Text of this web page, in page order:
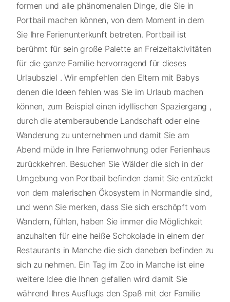
formen und alle phänomenalen Dinge, die Sie in
Portbail machen können, von dem Moment in dem
Sie Ihre Ferienunterkunft betreten. Portbail ist
berühmt für sein große Palette an Freizeitaktivitäten
für die ganze Familie hervorragend für dieses
Urlaubsziel . Wir empfehlen den Eltern mit Babys
denen die Ideen fehlen was Sie im Urlaub machen
können, zum Beispiel einen idyllischen Spaziergang ,
durch die atemberaubende Landschaft oder eine
Wanderung zu unternehmen und damit Sie am
Abend müde in Ihre Ferienwohnung oder Ferienhaus
zurückkehren. Besuchen Sie Wälder die sich in der
Umgebung von Portbail befinden damit Sie entzückt
von dem malerischen Ökosystem in Normandie sind,
und wenn Sie merken, dass Sie sich erschöpft vom
Wandern, fühlen, haben Sie immer die Möglichkeit
anzuhalten für eine heiße Schokolade in einem der
Restaurants in Manche die sich daneben befinden zu
sich zu nehmen. Ein Tag im Zoo in Manche ist eine
weitere Idee die Ihnen gefallen wird damit Sie
während Ihres Ausflugs den Spaß mit der Familie